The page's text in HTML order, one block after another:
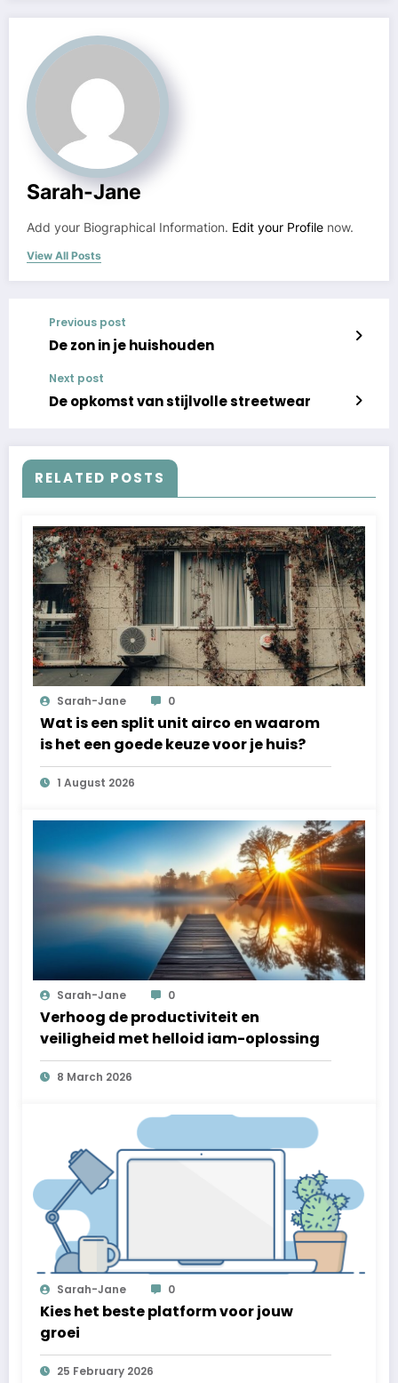
Sarah-Jane
Add your Biographical Information. Edit your Profile now.
View All Posts
Previous post
De zon in je huishouden
Next post
De opkomst van stijlvolle streetwear
RELATED POSTS
Sarah-Jane 0
Wat is een split unit airco en waarom
is het een goede keuze voor je huis?
1 August 2026
Sarah-Jane 0
Verhoog de productiviteit en
veiligheid met helloid iam-oplossing
8 March 2026
Sarah-Jane 0
Kies het beste platform voor jouw
groei
25 February 2026